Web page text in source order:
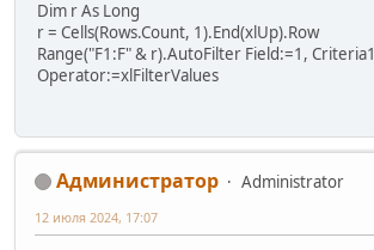
Dim r As Long
r = Cells(Rows.Count, 1).End(xlUp).Row
Range("F1:F" & r).AutoFilter Field:=1,
Operator:=xlFilterValues
Администратор
Administrator
12 июля 2024, 17:07